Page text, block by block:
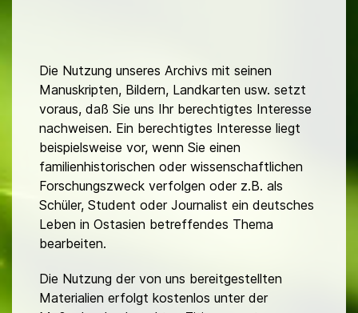
Die Nutzung unseres Archivs mit seinen
Manuskripten, Bildern, Landkarten usw. setzt
voraus, daß Sie uns Ihr berechtigtes Interesse
nachweisen. Ein berechtigtes Interesse liegt
beispielsweise vor, wenn Sie einen
familienhistorischen oder wissenschaftlichen
Forschungszweck verfolgen oder z.B. als
Schüler, Student oder Journalist ein deutsches
Leben in Ostasien betreffendes Thema
bearbeiten.
Die Nutzung der von uns bereitgestellten
Materialien erfolgt kostenlos unter der